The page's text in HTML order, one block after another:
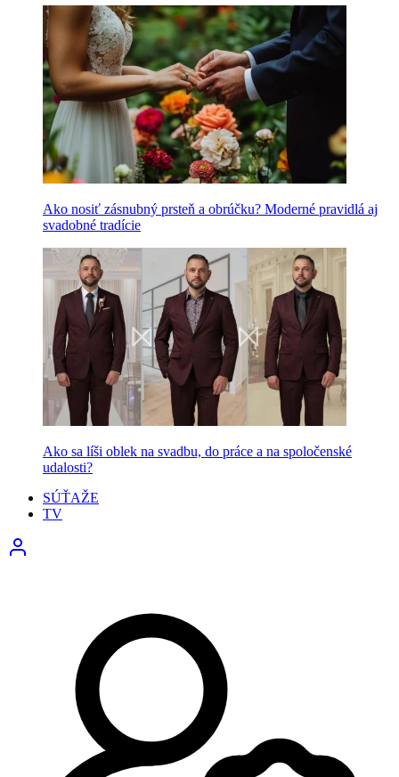
Ako nosiť zásnubný prsteň a obrúčku? Moderné pravidlá aj
svadobné tradície
Ako sa líši oblek na svadbu, do práce a na spoločenské
udalosti?
SÚŤAŽE
TV